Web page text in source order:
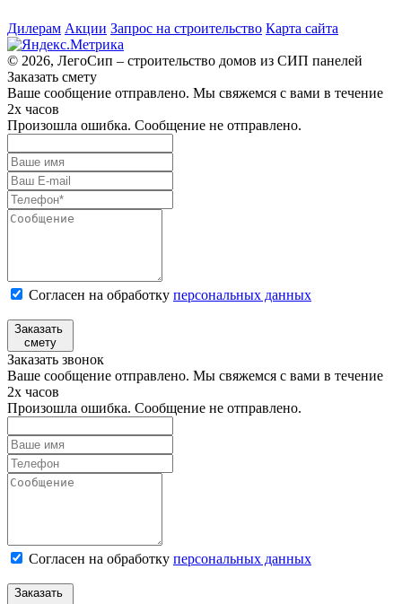
Дилерам Акции Запрос на строительство Карта сайта
© 2026, ЛегоСип – строительство домов из СИП панелей
Заказать смету
Ваше сообщение отправлено. Мы свяжемся с вами в течение
2х часов
Произошла ошибка. Сообщение не отправлено.
Согласен на обработку персональных данных
Заказать
смету
Заказать звонок
Ваше сообщение отправлено. Мы свяжемся с вами в течение
2х часов
Произошла ошибка. Сообщение не отправлено.
Согласен на обработку персональныx данных
Заказать